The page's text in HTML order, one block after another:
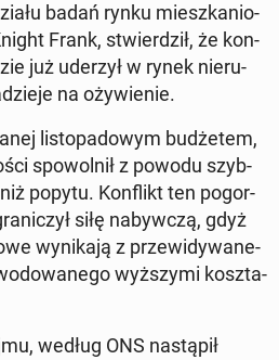
badań rynku miesz­ka­nio­
Frank, stwier­dził, że kon­
już uderzył w rynek nie­ru­
na oży­wie­nie.
li­sto­pa­do­wym bu­dże­tem,
spo­wol­nił z powodu szyb­
popytu. Kon­flikt ten po­gor­
siłę na­byw­czą, gdyż
wy­ni­ka­ją z prze­wi­dy­wa­ne­
wyż­szy­mi kosz­ta­
według ONS na­stą­pił